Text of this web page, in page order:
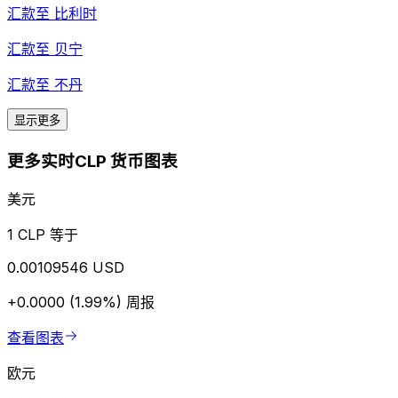
汇款至 比利时
汇款至 贝宁
汇款至 不丹
显示更多
更多实时CLP 货币图表
美元
1 CLP 等于
0.00109546 USD
+0.0000 (1.99%) 周报
查看图表
欧元